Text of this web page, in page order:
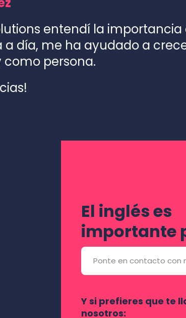
entendí la importancia
a día, me ha ayudado a
como persona.
El inglés es
importante
Ponte en contacto con
Y si prefieres que te
nosotros: